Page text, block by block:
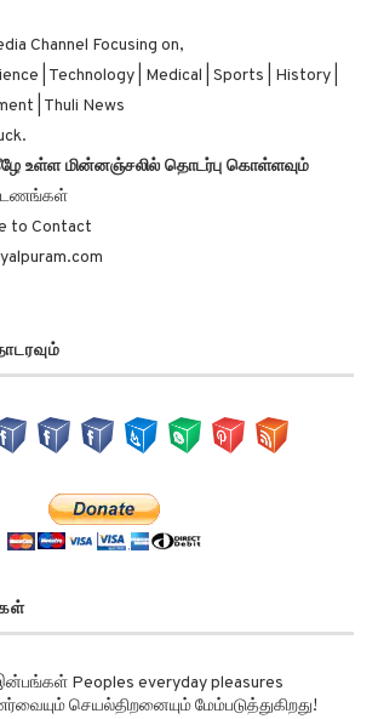
Channel Focusing on,
| Technology | Medical | Sports | History |
| Thuli News
உள்ள மின்னஞ்சலில் தொடர்பு கொள்ளவும்
to Contact
Peoples everyday pleasures
செயல்திறனையும் மேம்படுத்துகிறது!